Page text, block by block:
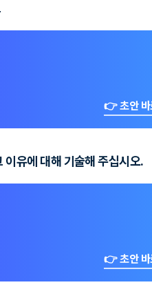
👉 초안 바
이유에 대해 기술해 주십시오.
👉 초안 바